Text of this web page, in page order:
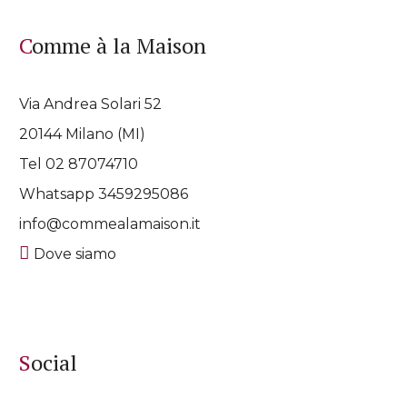
Comme à la Maison
Via Andrea Solari 52
20144 Milano (MI)
Tel 02 87074710
Whatsapp3459295086
info@commealamaison.it
Dove siamo
Social